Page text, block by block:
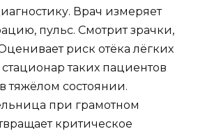
Врач измеряет
пульс. Смотрит зрачки,
риск отёка лёгких
таких пациентов
тяжёлом состоянии.
при грамотном
критическое